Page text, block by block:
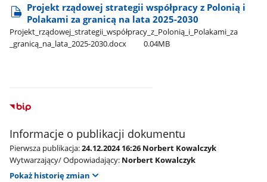
Projekt rządowej strategii współpracy z Polonią i
Polakami za granicą na lata 2025-2030
Projekt​_rządowej​_strategii​_współpracy​_z​_Polonią​_i​_Polakami​_za​
_granicą​_na​_lata​_2025-2030.docx
0.04MB
Informacje o publikacji dokumentu
Pierwsza publikacja:24.12.2024 16:26 Norbert Kowalczyk
Wytwarzający/ Odpowiadający: Norbert Kowalczyk
Pokaż historię zmian